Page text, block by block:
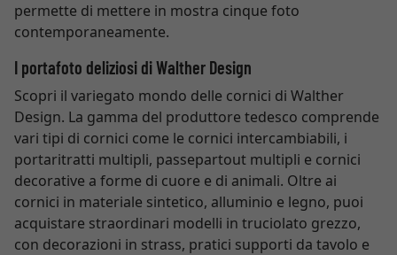
permette di mettere in mostra cinque foto
contemporaneamente.
I portafoto deliziosi di Walther Design
Scopri il variegato mondo delle cornici di Walther
Design. La gamma del produttore tedesco comprende
vari tipi di cornici come le cornici intercambiabili, i
portaritratti multipli, passepartout multipli e cornici
decorative a forme di cuore e di animali. Oltre ai
cornici in materiale sintetico, alluminio e legno, puoi
acquistare straordinari modelli in truciolato grezzo,
con decorazioni in strass, pratici supporti da tavolo e